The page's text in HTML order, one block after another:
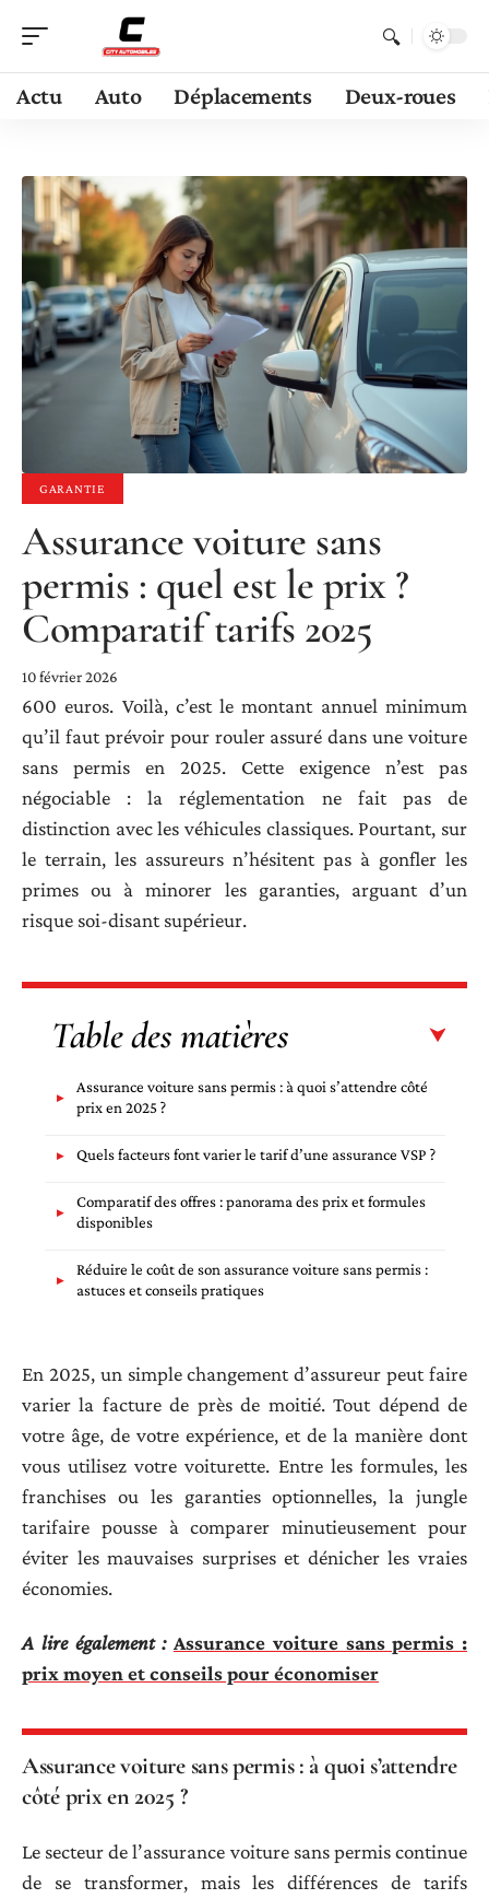
Actu Auto Déplacements Deux-roues
GARANTIE
Assurance voiture sans
permis : quel est le prix ?
Comparatif tarifs 2025
10 février 2026
600 euros. Voilà, c’est le montant annuel minimum
qu’il faut prévoir pour rouler assuré dans une voiture
sans permis en 2025. Cette exigence n’est pas
négociable : la réglementation ne fait pas de
distinction avec les véhicules classiques. Pourtant, sur
le terrain, les assureurs n’hésitent pas à gonfler les
primes ou à minorer les garanties, arguant d’un
risque soi-disant supérieur.
Table des matières
Assurance voiture sans permis : à quoi s’attendre côté
prix en 2025 ?
Quels facteurs font varier le tarif d’une assurance VSP ?
Comparatif des offres : panorama des prix et formules
disponibles
Réduire le coût de son assurance voiture sans permis :
astuces et conseils pratiques
En 2025, un simple changement d’assureur peut faire
varier la facture de près de moitié. Tout dépend de
votre âge, de votre expérience, et de la manière dont
vous utilisez votre voiturette. Entre les formules, les
franchises ou les garanties optionnelles, la jungle
tarifaire pousse à comparer minutieusement pour
éviter les mauvaises surprises et dénicher les vraies
économies.
A lire également : Assurance voiture sans permis :
prix moyen et conseils pour économiser
Assurance voiture sans permis : à quoi s’attendre
côté prix en 2025 ?
Le secteur de l’assurance voiture sans permis continue
de se transformer, mais les différences de tarifs